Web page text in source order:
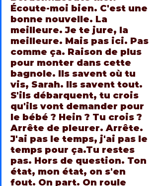
Écoute-moi bien. C'est une
bonne nouvelle. La
meilleure. Je te jure, la
meilleure. Mais pas ici. Pas
comme ça. Raison de plus
pour monter dans cette
bagnole. Ils savent où tu
vis, Sarah. Ils savent tout.
S'ils débarquent, tu crois
qu'ils vont demander pour
le bébé ? Hein ? Tu crois ?
Arrête de pleurer. Arrête.
J'ai pas le temps, j'ai pas le
temps pour ça.Tu restes
pas. Hors de question. Ton
état, mon état, on s'en
fout. On part. On roule